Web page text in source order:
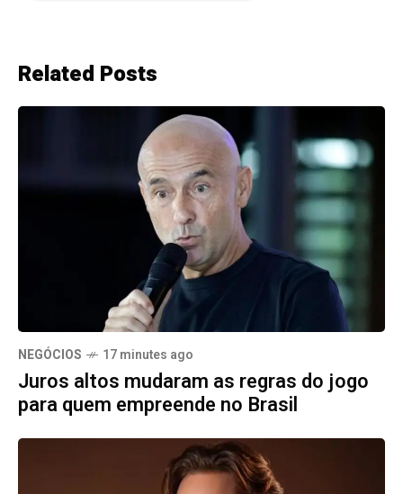
Related Posts
NEGÓCIOS 17 minutes ago
Juros altos mudaram as regras do jogo
para quem empreende no Brasil